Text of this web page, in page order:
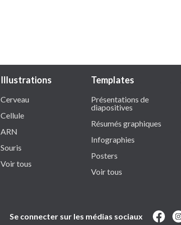
Illustrations
Cerveau
Cellule
ARN
Souris
Voir tous
Templates
Présentations de
diapositives
Résumés graphiques
Infographies
Posters
Voir tous
Se connecter sur les médias sociaux